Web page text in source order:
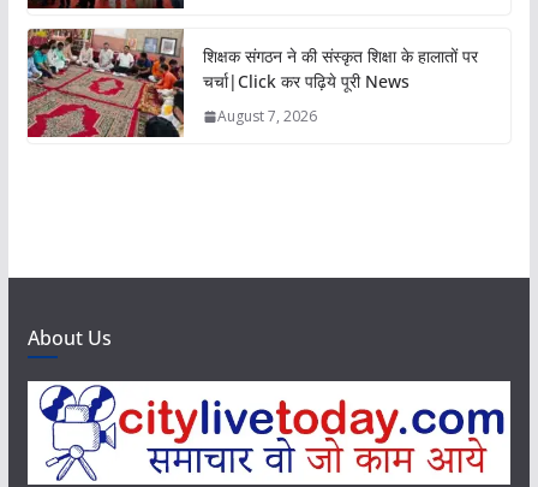
शिक्षक संगठन ने की संस्कृत शिक्षा के हालातों पर
चर्चा|Click कर पढ़िये पूरी News
August 7, 2026
About Us